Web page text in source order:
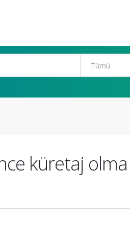
küretaj